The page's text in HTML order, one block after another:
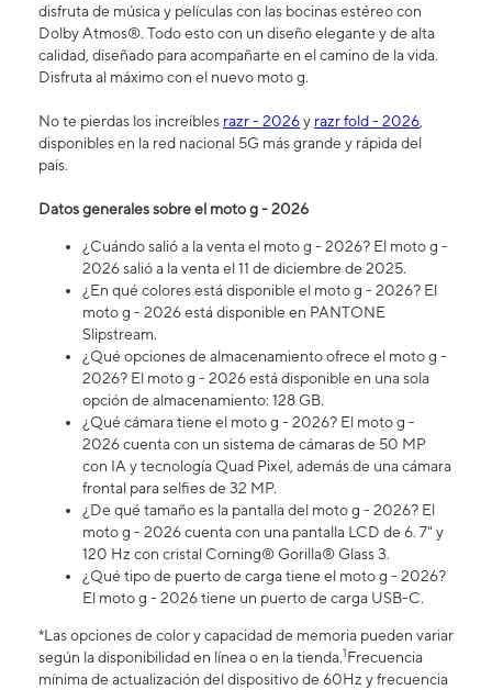
disfruta de música y películas con las bocinas estéreo con
Dolby Atmos®. Todo esto con un diseño elegante y de alta
calidad, diseñado para acompañarte en el camino de la vida.
Disfruta al máximo con el nuevo moto g.
No te pierdas los increíbles razr - 2026y razr fold - 2026,
disponibles en la red nacional 5G más grande y rápida del
país.
Datos generales sobre el moto g - 2026
¿Cuándo salió a la venta el moto g - 2026? El moto g -
2026 salió a la venta el 11 de diciembre de 2025.
¿En qué colores está disponible el moto g - 2026? El
moto g - 2026 está disponible en PANTONE
Slipstream.
¿Qué opciones de almacenamiento ofrece el moto g -
2026? El moto g - 2026 está disponible en una sola
opción de almacenamiento: 128 GB.
¿Qué cámara tiene el moto g - 2026? ​​​​​​​El moto g -
2026 cuenta con un sistema de cámaras de 50 MP
con IA y tecnología Quad Pixel, además de una cámara
frontal para selfies de 32 MP.
¿De qué tamaño es la pantalla del moto g - 2026? El
moto g - 2026 cuenta con una pantalla LCD de 6. 7" y
120 Hz con cristal Corning® Gorilla® Glass 3.
¿Qué tipo de puerto de carga tiene el moto g - 2026?
El moto g - 2026 tiene un puerto de carga USB-C.
*Las opciones de color y capacidad de memoria pueden variar
según la disponibilidad en línea o en la tienda.1Frecuencia
mínima de actualización del dispositivo de 60Hz y frecuencia